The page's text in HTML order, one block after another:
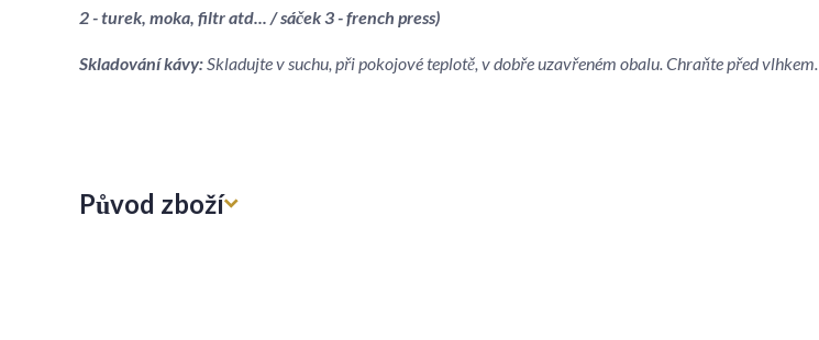
2 - turek, moka, filtr atd... / sáček 3 - french press)
Skladování kávy:Skladujte v suchu, při pokojové teplotě, v dobře uzavřeném obalu. Chraňte před vlhkem.
Původ zboží